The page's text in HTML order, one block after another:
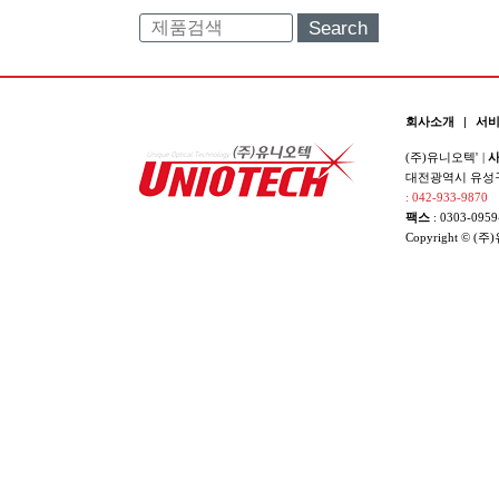
Search
회사소개 | 서
(주)유니오텍' |
대전광역시 유성
: 042-933-9870
팩스 : 0303-
Copyright © (주)